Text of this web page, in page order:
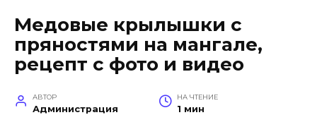
Медовые крылышки с
пряностями на мангале,
рецепт с фото и видео
АВТОР
Администрация
НА ЧТЕНИЕ
1 мин